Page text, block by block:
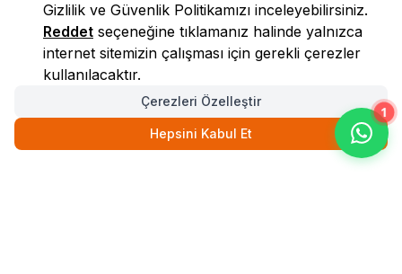
1
LokmanAVM
Gizlilik ve Güvenlik Politikamızı inceleyebilirsiniz.
Reddet seçeneğine tıklamanız halinde yalnızca
internet sitemizin çalışması için gerekli çerezler
kullanılacaktır.
Çerezleri Özelleştir
Hepsini Kabul Et